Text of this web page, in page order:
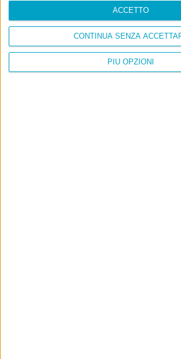
PIÙ OPZIONI
CONTINUA SENZA
ACCETTO